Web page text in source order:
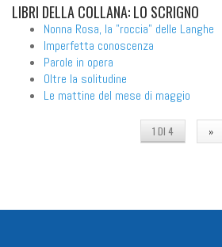
LIBRI DELLA COLLANA: LO SCRIGNO
Nonna Rosa, la "roccia" delle Langhe
Imperfetta conoscenza
Parole in opera
Oltre la solitudine
Le mattine del mese di maggio
1 DI 4 »